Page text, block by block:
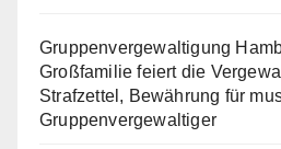
Gruppenvergewaltigung
Großfamilie feiert die
Strafzettel, Bewährung für
Gruppenvergewaltiger